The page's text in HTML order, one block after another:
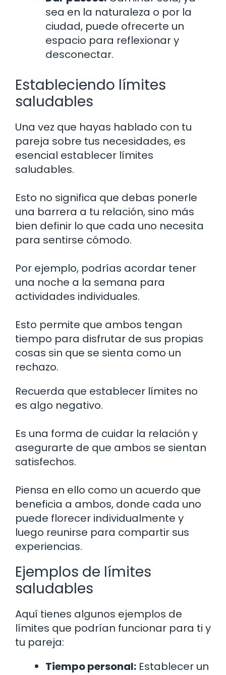
sea en la naturaleza o por la
ciudad, puede ofrecerte un
espacio para reflexionar y
desconectar.
Estableciendo límites
saludables
Una vez que hayas hablado con tu
pareja sobre tus necesidades, es
esencial establecer límites
saludables.
Esto no significa que debas ponerle
una barrera a tu relación, sino más
bien definir lo que cada uno necesita
para sentirse cómodo.
Por ejemplo, podrías acordar tener
una noche a la semana para
actividades individuales.
Esto permite que ambos tengan
tiempo para disfrutar de sus propias
cosas sin que se sienta como un
rechazo.
Recuerda que establecer límites no
es algo negativo.
Es una forma de cuidar la relación y
asegurarte de que ambos se sientan
satisfechos.
Piensa en ello como un acuerdo que
beneficia a ambos, donde cada uno
puede florecer individualmente y
luego reunirse para compartir sus
experiencias.
Ejemplos de límites
saludables
Aquí tienes algunos ejemplos de
límites que podrían funcionar para ti y
tu pareja:
Tiempo personal: Establecer un